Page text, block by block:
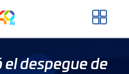
el despegue de